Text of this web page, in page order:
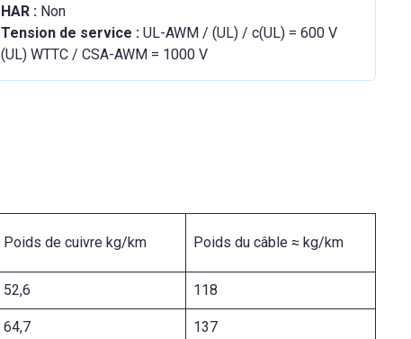
HAR : Non
Tension de service :UL-AWM / (UL) / c(UL) = 600 V
(UL) WTTC / CSA-AWM = 1000 V
Poids de cuivre kg/km Poids du câble ≈ kg/km
52,6 118
64,7 137